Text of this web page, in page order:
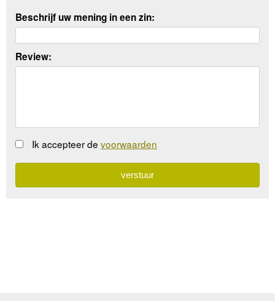
Beschrijf uw mening in een zin:
Review:
Ik accepteer de voorwaarden